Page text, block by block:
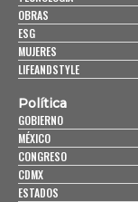
OBRAS
ESG
MUJERES
LIFEANDSTYLE
Política
GOBIERNO
MÉXICO
CONGRESO
CDMX
ESTADOS